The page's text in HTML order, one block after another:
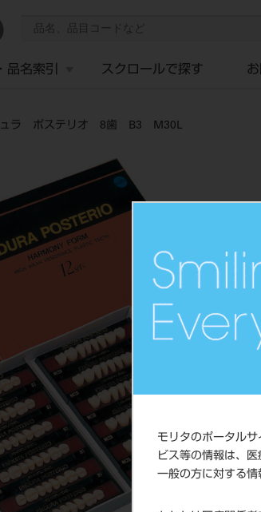
モリタのポータル
ビス等の情報は、医
一般の方に対する情
品名索引 スクロールで探す
ュラ ポステリオ 8歯 B3 M30L